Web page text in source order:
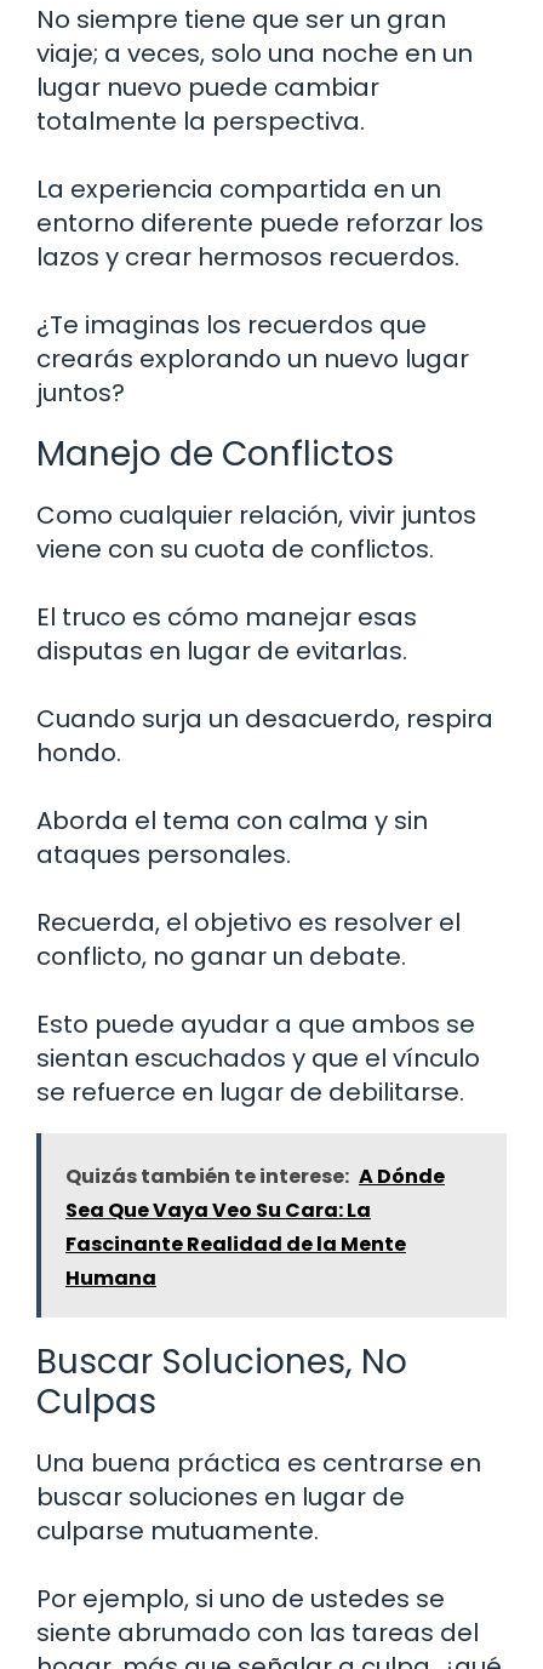
No siempre tiene que ser un gran
viaje; a veces, solo una noche en un
lugar nuevo puede cambiar
totalmente la perspectiva.
La experiencia compartida en un
entorno diferente puede reforzar los
lazos y crear hermosos recuerdos.
¿Te imaginas los recuerdos que
crearás explorando un nuevo lugar
juntos?
Manejo de Conflictos
Como cualquier relación, vivir juntos
viene con su cuota de conflictos.
El truco es cómo manejar esas
disputas en lugar de evitarlas.
Cuando surja un desacuerdo, respira
hondo.
Aborda el tema con calma y sin
ataques personales.
Recuerda, el objetivo es resolver el
conflicto, no ganar un debate.
Esto puede ayudar a que ambos se
sientan escuchados y que el vínculo
se refuerce en lugar de debilitarse.
Quizás también te interese: A Dónde
Sea Que Vaya Veo Su Cara: La
Fascinante Realidad de la Mente
Humana
Buscar Soluciones, No
Culpas
Una buena práctica es centrarse en
buscar soluciones en lugar de
culparse mutuamente.
Por ejemplo, si uno de ustedes se
siente abrumado con las tareas del